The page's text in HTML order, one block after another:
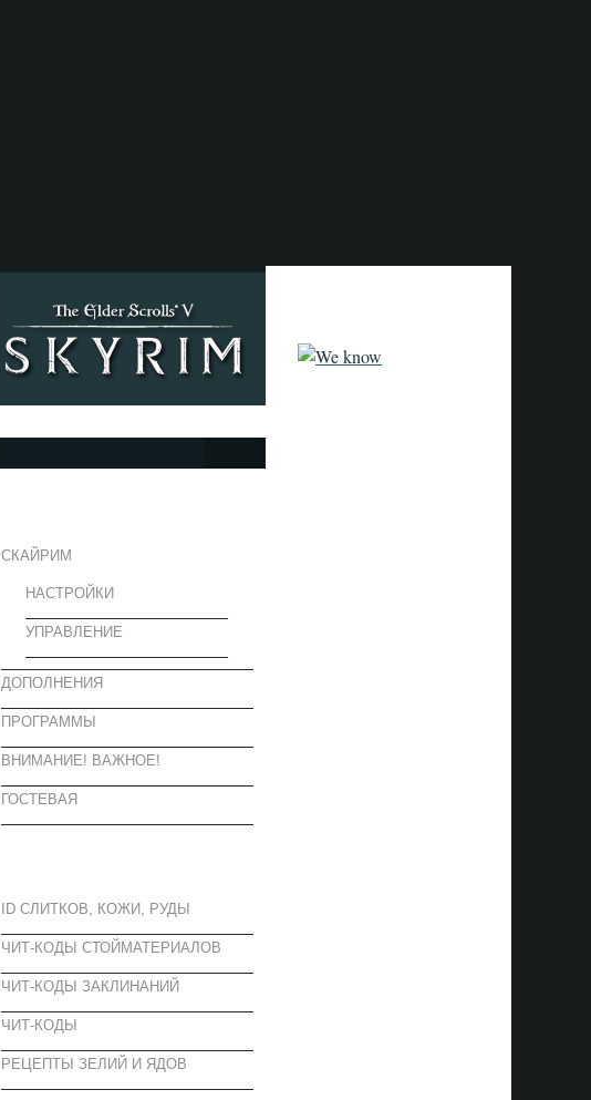
СКАЙРИМ
НАСТРОЙКИ
УПРАВЛЕНИЕ
ДОПОЛНЕНИЯ
ПРОГРАММЫ
ВНИМАНИЕ! ВАЖНОЕ!
ГОСТЕВАЯ
ID СЛИТКОВ, КОЖИ, РУДЫ
ЧИТ-КОДЫ СТОЙМАТЕРИАЛОВ
ЧИТ-КОДЫ ЗАКЛИНАНИЙ
ЧИТ-КОДЫ
РЕЦЕПТЫ ЗЕЛИЙ И ЯДОВ